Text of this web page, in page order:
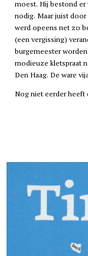
moest. Hij bestond er
nodig. Maar juist
werd opeens net zo
(een vergissing)
burgemeester
modieuze kletspraat
Den Haag. De ware
Nog niet eerder